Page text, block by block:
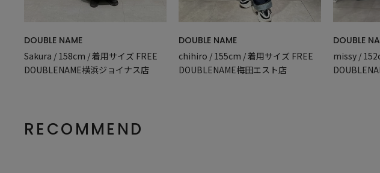
DOUBLE NAME
Sakura / 158cm / 着用サイズ FREE
DOUBLENAME横浜ジョイナス店
DOUBLE NAME
chihiro / 155cm / 着用サイズ FREE
DOUBLENAME梅田エスト店
DOUBLE
missy /
RECOMMEND